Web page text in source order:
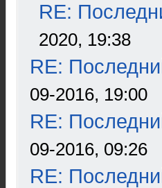
RE:
2020, 19:38
RE:
09-2016, 19:00
RE:
09-2016, 09:26
RE: